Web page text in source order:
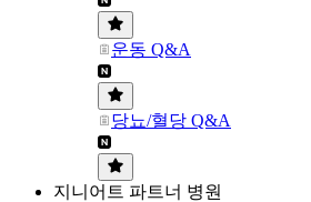
운동 Q&A
당뇨/혈당 Q&A
지니어트 파트너 병원